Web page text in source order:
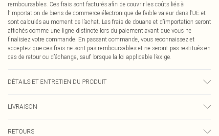
remboursables. Ces frais sont facturés afin de couvrir les coûts liés à
l’importation de biens de commerce électronique de faible valeur dans l’UE et
sont calculés au moment de l’achat. Les frais de douane et d’importation seront
affichés comme une ligne distincte lors du paiement avant que vous ne
finalisiez votre commande. En passant commande, vous reconnaissez et
acceptez que ces frais ne sont pas remboursables et ne seront pas restitués en
cas de retour ou d’échange, sauf lorsque la loi applicable l’exige.
DÉTAILS ET ENTRETIEN DU PRODUIT
LIVRAISON
RETOURS